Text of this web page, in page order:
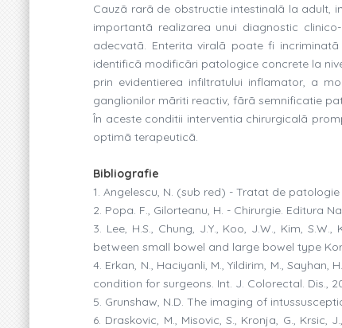
Cauzã rarã de obstructie intestinalã la adult,
importantã realizarea unui diagnostic
adecvatã. Enterita viralã poate fi
identificã modificãri patologice concrete la
prin evidentierea infiltratului inflamator, a
ganglionilor mãriti reactiv, fãrã semnificatie
În aceste conditii interventia chirurgicalã
optimã terapeuticã.
Bibliografie
1. Angelescu, N. (sub red) - Tratat de
2. Popa. F., Gilorteanu, H. - Chirurgie. Editura
3. Lee, H.S., Chung, J.Y., Koo, J.W., Kim,
between small bowel and large bowel type
4. Erkan, N., Haciyanli, M., Yildirim, M.,
condition for surgeons. Int. J. Colorectal. Dis.,
5. Grunshaw, N.D. The imaging of
6. Draskovic, M., Misovic, S., Kronja, G.,